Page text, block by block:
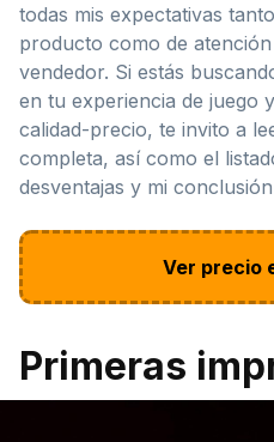
todas mis expectativas
producto como de
vendedor. Si estás
en tu experiencia de juego
calidad-precio, te invito a
completa, así como el
desventajas y mi
Ver precio
Primeras